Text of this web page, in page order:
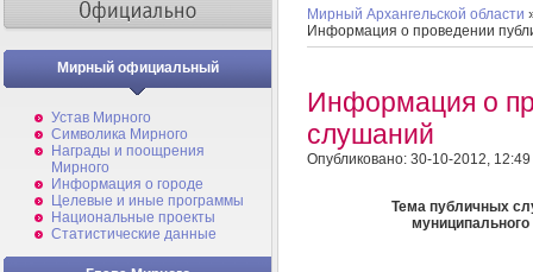
Мирный официальный
Устав Мирного
Символика Мирного
Награды и поощрения
Мирного
Информация о городе
Целевые и иные программы
Национальные проекты
Статистические данные
Мирный Архангельской области
Информация о проведении
Информация о
слушаний
Опубликовано: 30-10-2012, 12:49
Тема публичных